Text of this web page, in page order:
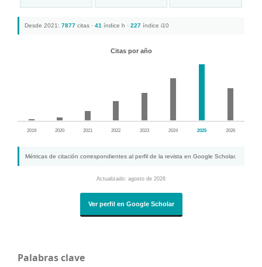
Desde 2021: 7877 citas · 41 índice h · 227 índice i10
Citas por año
2019 2020 2021 2022 2023 2024 2025 2026
Métricas de citación correspondientes al perfil de la revista en Google Scholar.
Actualizado: agosto de 2026
Ver perfil en Google Scholar
Palabras clave